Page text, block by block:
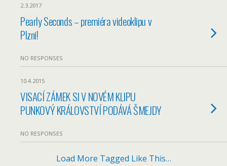
2.3.2017
Pearly Seconds – premiéra videoklipu v
Plzni!
NO RESPONSES
10.4.2015
VISACÍ ZÁMEK SI V NOVÉM KLIPU
PUNKOVÝ KRÁLOVSTVÍ PODÁVÁ ŠMEJDY
NO RESPONSES
Load More Tagged Like This…